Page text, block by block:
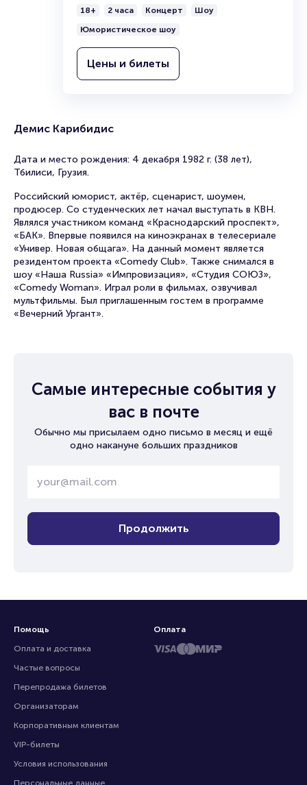
18+ 2 часа Концерт
Шоу
Юмористическое шоу
Цены и билеты
Демис Карибидис
Дата и место рождения: 4 декабря 1982 г. (38 лет),
Тбилиси, Грузия.
Российский юморист, актёр, сценарист, шоумен,
продюсер. Со студенческих лет начал выступать в КВН.
Являлся участником команд «Краснодарский проспект»,
«БАК». Впервые появился на киноэкранах в телесериале
«Универ. Новая общага». На данный момент является
резидентом проекта «Comedy Club». Также снимался в
шоу «Наша Russia» «Импровизация», «Студия СОЮЗ»,
«Comedy Woman». Играл роли в фильмах, озвучивал
мультфильмы. Был приглашенным гостем в программе
«Вечерний Ургант».
Самые интересные события у
вас в почте
Обычно мы присылаем одно письмо в месяц и ещё
одно накануне больших праздников
Продолжить
Помощь
Оплата и доставка
Частые вопросы
Перепродажа билетов
Организаторам
Корпоративным клиентам
VIP-билеты
Условия использования
Персональные данные
Оплата